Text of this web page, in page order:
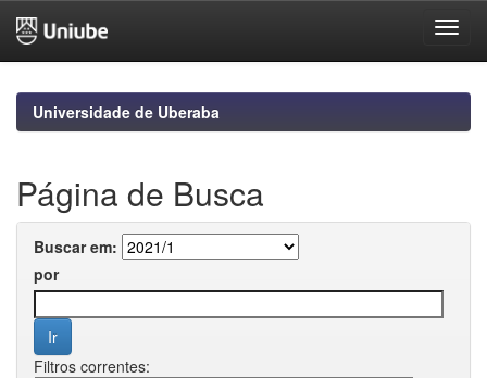
navigationUniversidade de Uberaba
Página de Busca
Buscar em:
por
Filtros correntes: